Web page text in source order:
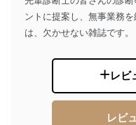
代表取締役会長 西野
個人情報の取扱いに
当社は以下の個人情
護管理者の責任のも
用・提供・管理いた
ントに提案し、無事業務
は、欠かせない雑誌です。
レビ
レビ